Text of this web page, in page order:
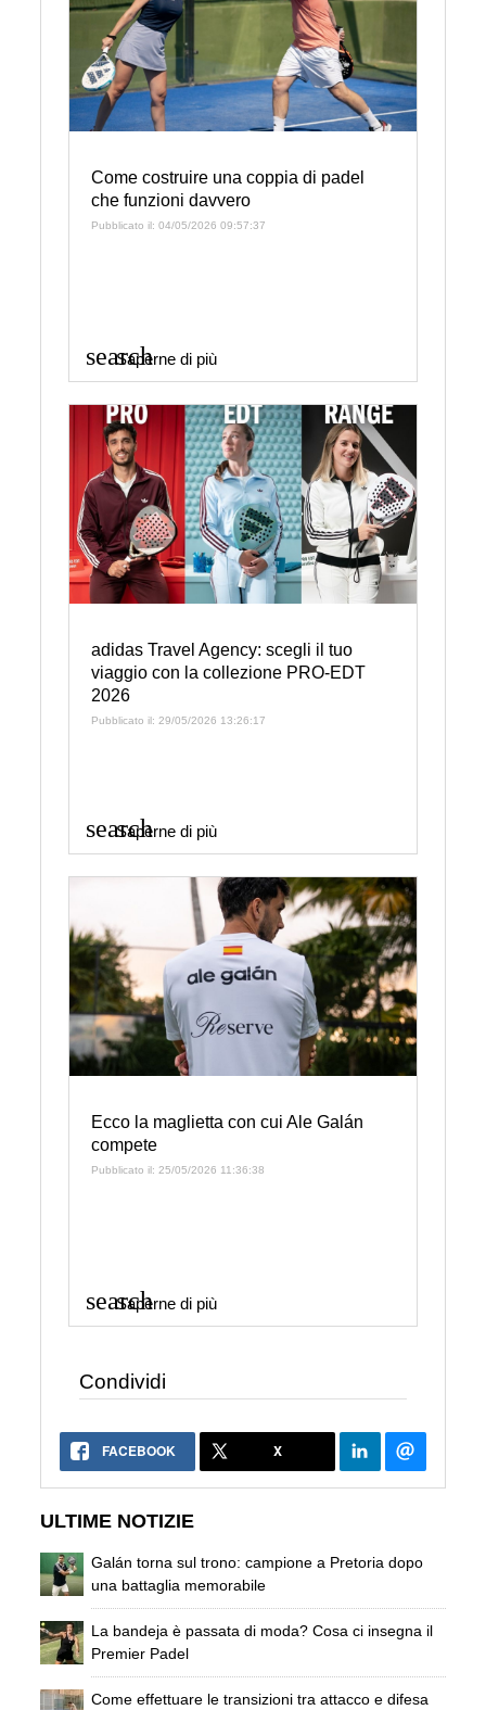
Come costruire una coppia di padel
che funzioni davvero
Pubblicato il: 04/05/2026 09:57:37
search
Saperne di più
adidas Travel Agency: scegli il tuo
viaggio con la collezione PRO-EDT
2026
Pubblicato il: 29/05/2026 13:26:17
search
Saperne di più
Ecco la maglietta con cui Ale Galán
compete
Pubblicato il: 25/05/2026 11:36:38
search
Saperne di più
Condividi
FACEBOOK X
ULTIME NOTIZIE
Galán torna sul trono: campione a Pretoria dopo
una battaglia memorabile
La bandeja è passata di moda? Cosa ci insegna il
Premier Padel
Come effettuare le transizioni tra attacco e difesa